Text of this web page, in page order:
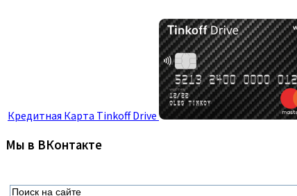
Кредитная Карта Tinkoff Drive
Мы в ВКонтакте